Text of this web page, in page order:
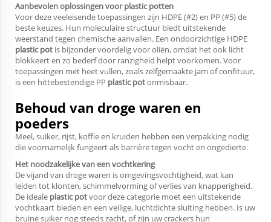
Aanbevolen oplossingen voor plastic potten
Voor deze veeleisende toepassingen zijn HDPE (#2) en PP (#5) de
beste keuzes. Hun moleculaire structuur biedt uitstekende
weerstand tegen chemische aanvallen. Een ondoorzichtige HDPE
plastic pot is bijzonder voordelig voor oliën, omdat het ook licht
blokkeert en zo bederf door ranzigheid helpt voorkomen. Voor
toepassingen met heet vullen, zoals zelfgemaakte jam of confituur,
is een hittebestendige PP plastic potonmisbaar.
Behoud van droge waren en
poeders
Meel, suiker, rijst, koffie en kruiden hebben een verpakking nodig
die voornamelijk fungeert als barrière tegen vocht en ongedierte.
Het noodzakelijke van een vochtkering
De vijand van droge waren is omgevingsvochtigheid, wat kan
leiden tot klonten, schimmelvorming of verlies van knapperigheid.
De ideale plastic potvoor deze categorie moet een uitstekende
vochtkaart bieden en een veilige, luchtdichte sluiting hebben. Is uw
bruine suiker nog steeds zacht, of zijn uw crackers hun